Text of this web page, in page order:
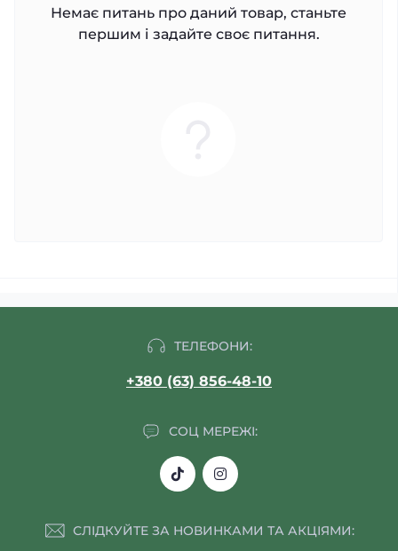
Немає питань про даний товар, станьте
першим і задайте своє питання.
ТЕЛЕФОНИ:
+380 (63) 856-48-10
СОЦ МЕРЕЖІ:
СЛІДКУЙТЕ ЗА НОВИНКАМИ ТА АКЦІЯМИ: